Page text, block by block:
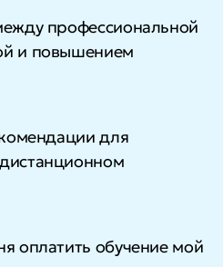
профессиональной
и повышением
для
оплатить обучение мой